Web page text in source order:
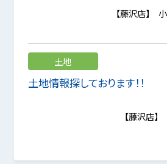
【藤沢店】
土地
土地情報探しております！！
【藤沢店